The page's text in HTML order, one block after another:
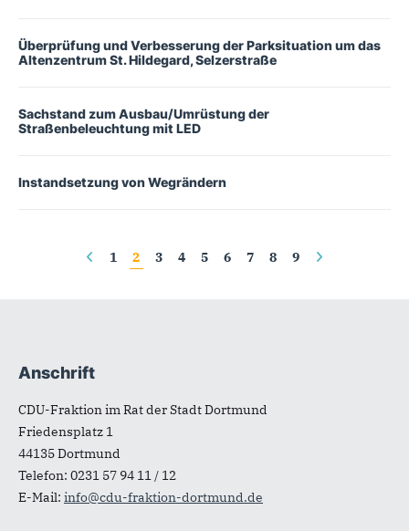
Überprüfung und Verbesserung der Parksituation um das
Altenzentrum St. Hildegard, Selzerstraße
Sachstand zum Ausbau/Umrüstung der
Straßenbeleuchtung mit LED
Instandsetzung von Wegrändern
Seiten 1 2 3 4 5 6 7 8 9
Fußbereich
Anschrift
CDU-Fraktion im Rat der Stadt Dortmund
Friedensplatz 1
44135Dortmund
Telefon: 0231 57 94 11 / 12
E-Mail: info@cdu-fraktion-dortmund.de